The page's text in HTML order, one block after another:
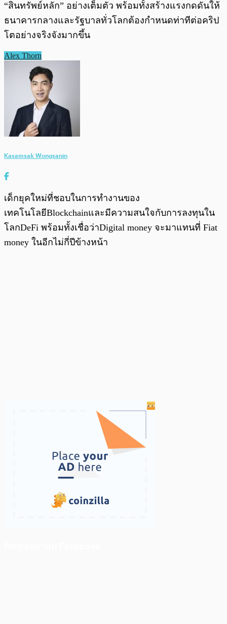
“สินทรัพย์หลัก” อย่างเต็มตัว พร้อมทั้งสร้างแรงกดดันให้
ธนาคารกลางและรัฐบาลทั่วโลกต้องกำหนดท่าทีต่อคริป
โตอย่างจริงจังมากขึ้น
Alex Thorn
Kasamsak Wongsanin
เด็กยุคใหม่ที่ชอบในการทำงานของ
เทคโนโลยีBlockchainและมีความสนใจกับการลงทุนใน
โลกDeFi พร้อมทั้งเชื่อว่าDigital money จะมาแทนที่ Fiat
money ในอีกไม่กี่ปีข้างหน้า